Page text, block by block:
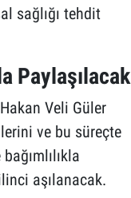
sağlığı tehdit
Paylaşılacak
Veli Güler
ve bu süreçte
aşılanacak.